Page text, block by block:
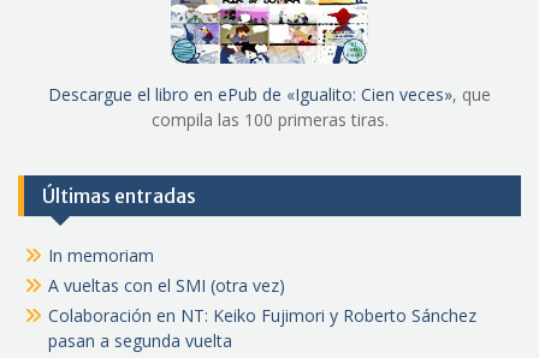
Descargue el libro en ePub de «Igualito: Cien veces», que
compila las 100 primeras tiras.
Últimas entradas
In memoriam
A vueltas con el SMI (otra vez)
Colaboración en NT: Keiko Fujimori y Roberto Sánchez
pasan a segunda vuelta